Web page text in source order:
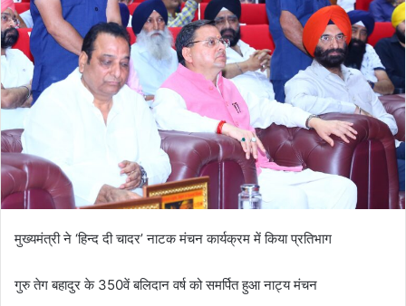
मुख्यमंत्री ने ‘हिन्द दी चादर’ नाटक मंचन कार्यक्रम में किया प्रतिभाग
गुरु तेग बहादुर के 350वें बलिदान वर्ष को समर्पित हुआ नाट्य मंचन